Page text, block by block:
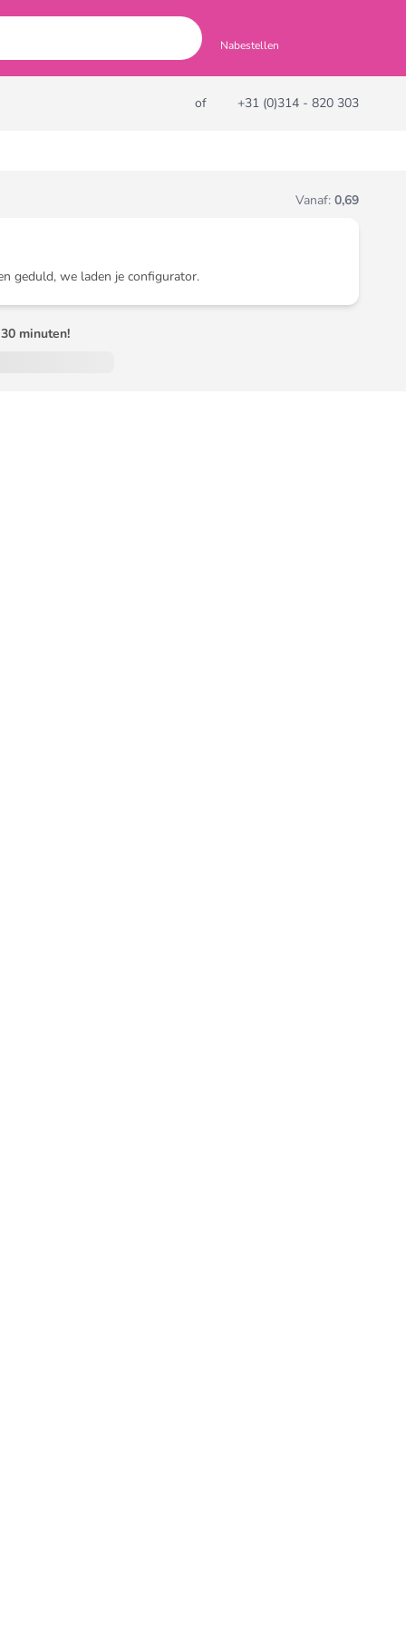
Nabestellen
of +31 (0)314 - 820 303
Vanaf: 0,69
geduld, we laden je configurator.
30 minuten!